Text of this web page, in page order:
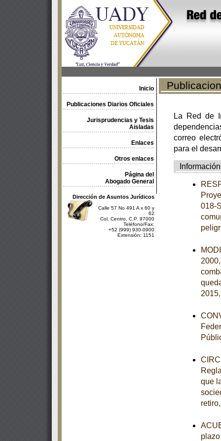
Inicio
Publicaciones Diarios Oficiales
Jurisprudencias y Tesis
Aisladas
Enlaces
Otros enlaces
Página del
Abogado General
Dirección de Asuntos Jurídicos
Calle 57 No 491 A x 60 y
62
Col. Centro, C.P. 97000
Teléfono/Fax:
+52 (999) 930-0900
Extensión: 1151
La Red de
correo
para el
Información
018-
que